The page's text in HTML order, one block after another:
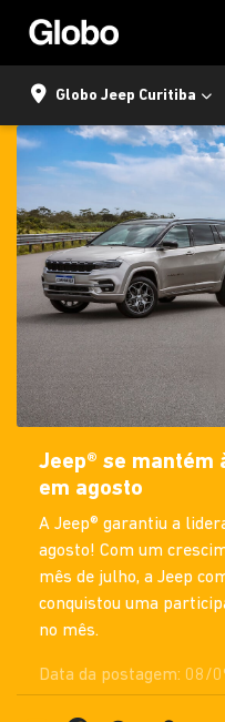
Globo Jeep Curitiba
Jeep® se mantém
em agosto
A Jeep® garantiu a
agosto! Com um
mês de julho, a Jeep
conquistou uma
no mês.
Data da postagem: 08/